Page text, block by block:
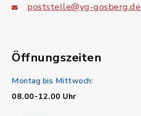
poststelle@vg-gosberg.de
Öffnungszeiten
Montag bis Mittwoch:
08.00-12.00 Uhr